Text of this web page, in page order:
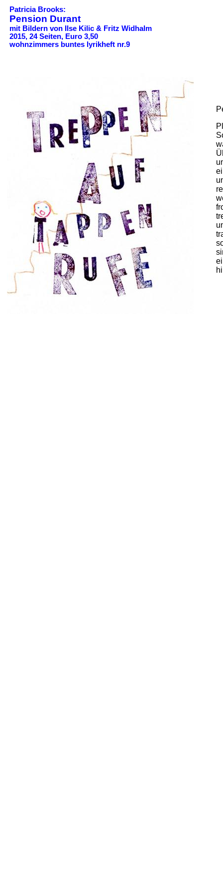
Patricia Brooks:
Pension Durant
mit Bildern von Ilse Kilic & Fritz Widhalm
2015, 24 Seiten, Euro 3,50
wohnzimmers buntes lyrikheft nr.9